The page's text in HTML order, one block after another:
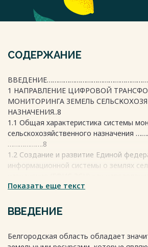
СОДЕРЖАНИЕ
1 НАПРАВЛЕНИЕ ЦИФРОВОЙ
МОНИТОРИНГА ЗЕМЕЛЬ
НАЗНАЧЕНИЯ..8
1.1 Общая характеристика системы
сельскохозяйственного
……………….8
1.2 Создание и развитие Единой
информационной системы о землях
трансформации отрасли
НАЗНАЧЕНИЯ В БЕЛГОРОДСКОЙ
…….24
……...…..24
Показать еще текст
ВВЕДЕНИЕ
Белгородская область обладает